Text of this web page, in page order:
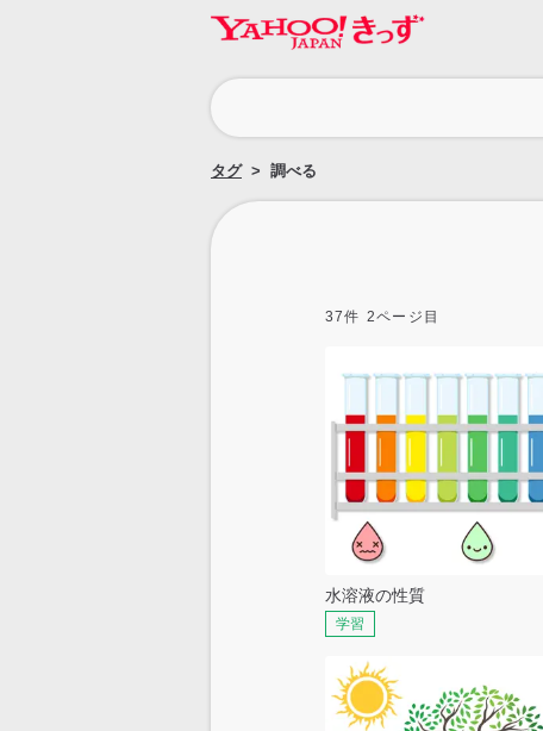
タグ 調べる
37件 2ページ目
水溶液の性質
学習